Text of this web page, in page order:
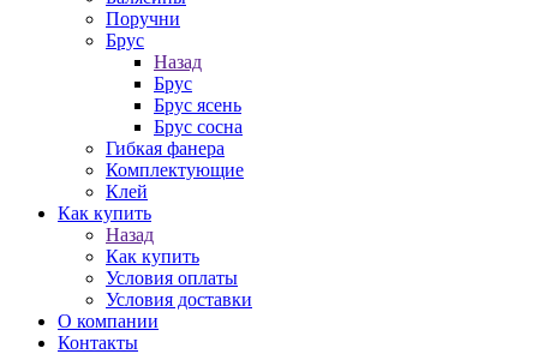
Поручни
Брус
Назад
Брус
Брус ясень
Брус сосна
Гибкая фанера
Комплектующие
Клей
Как купить
Назад
Как купить
Условия оплаты
Условия доставки
О компании
Контакты